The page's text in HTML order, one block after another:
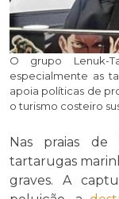
O grupo Lenuk-
especialmente as
apoia políticas de
o turismo costeiro
Nas praias de
tartarugas
graves. A